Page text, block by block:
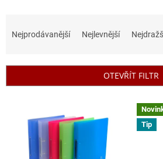
í
Nejprodávanější Nejlevnější
OTEVŘÍT FILTR
Tip